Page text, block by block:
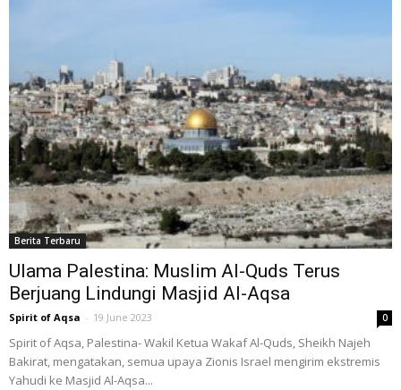
Berita Terbaru
Ulama Palestina: Muslim Al-Quds Terus
Berjuang Lindungi Masjid Al-Aqsa
Spirit of Aqsa - 19 June 2023 0
Spirit of Aqsa, Palestina- Wakil Ketua Wakaf Al-Quds, Sheikh Najeh
Bakirat, mengatakan, semua upaya Zionis Israel mengirim ekstremis
Yahudi ke Masjid Al-Aqsa...